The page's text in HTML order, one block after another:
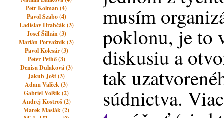
Petr Kolman (4)
Pavol Szabo (4)
Ladislav Hrabčák (3)
Josef Šilhán (3)
Marián Porvažník (3)
Pavol Kolesár (3)
Peter Pethő (3)
Denisa Dulaková (3)
Jakub Jošt (3)
Adam Valček (3)
Gabriel Volšík (2)
Andrej Kostroš (2)
Marek Maslák (2)
musím
poklonu, je to
diskusiu a
tak
súdnictva.